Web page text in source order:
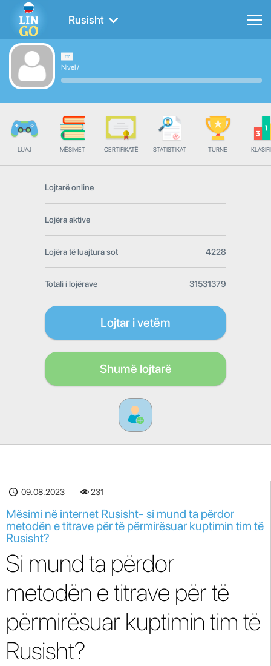
Rusisht
Nivel/
LUAJ MËSIMET CERTIFIKATË STATISTIKAT TURNE
Lojtarë online
Lojëra aktive
Lojëra të luajtura sot 4228
Totali i lojërave 31531379
Lojtar i vetëm
Shumë lojtarë
09.08.2023 231
Mësimi në internet Rusisht- si mund ta përdor
metodën e titrave për të përmirësuar kuptimin tim të
Rusisht?
Si mund ta përdor
metodën e titrave për të
përmirësuar kuptimin tim të
Rusisht?